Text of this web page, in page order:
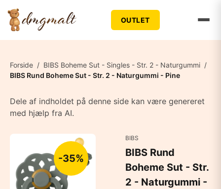
OUTLET
Forside / BIBS Boheme Sut - Singles - Str. 2 - Naturgummi /
BIBS Rund Boheme Sut - Str. 2 - Naturgummi - Pine
Dele af indholdet på denne side kan være genereret
med hjælp fra AI.
-35%
BIBS
BIBS Rund
Boheme Sut - Str.
2 - Naturgummi -